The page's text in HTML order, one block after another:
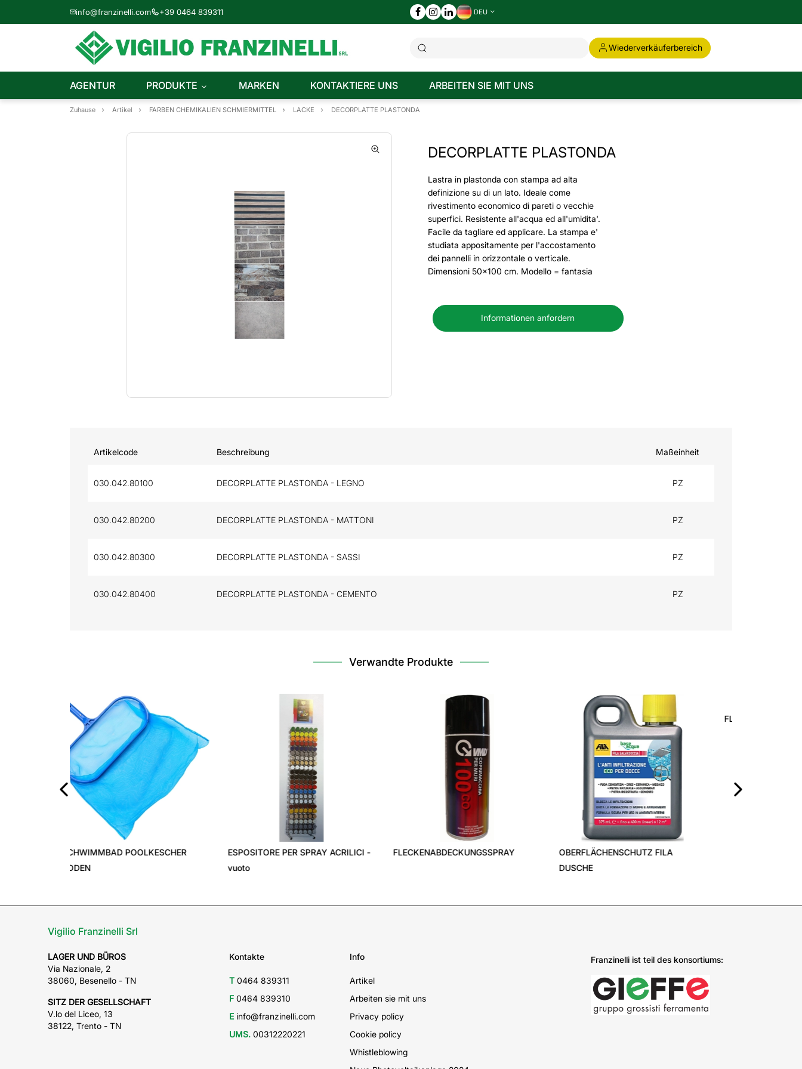
info@franzinelli.com +39 0464 839311 DEU
Wiederverkäuferbereich
AGENTUR PRODUKTE MARKEN KONTAKTIERE UNS ARBEITEN SIE MIT UNS
Zuhause Artikel FARBEN CHEMIKALIEN SCHMIERMITTEL LACKE DECORPLATTE PLASTONDA
DECORPLATTE PLASTONDA
Lastra in plastonda con stampa ad alta
definizione su di un lato. Ideale come
rivestimento economico di pareti o vecchie
superfici. Resistente all'acqua ed all'umidita'.
Facile da tagliare ed applicare. La stampa e'
studiata appositamente per l'accostamento
dei pannelli in orizzontale o verticale.
Dimensioni 50x100 cm. Modello = fantasia
Informationen anfordern
Artikelcode Beschreibung Maßeinheit
030.042.80100 DECORPLATTE PLASTONDA - LEGNO PZ
030.042.80200 DECORPLATTE PLASTONDA - MATTONI PZ
030.042.80300 DECORPLATTE PLASTONDA - SASSI PZ
030.042.80400 DECORPLATTE PLASTONDA - CEMENTO PZ
Verwandte Produkte
FILA
FLOCKUNG FLOK FLÜSSIG
SCHWIMMBAD KALKSCHUTZ
FLÜSSIG
Vigilio Franzinelli Srl
LAGER UND BÜROS
Via Nazionale, 2
38060, Besenello - TN
SITZ DER GESELLSCHAFT
V.lo del Liceo, 13
38122, Trento - TN
Kontakte
T0464 839311
F0464 839310
Einfo@franzinelli.com
UMS.00312220221
Info
Artikel
Arbeiten sie mit uns
Privacy policy
Cookie policy
Whistleblowing
Franzinelli ist teil des konsortiums: